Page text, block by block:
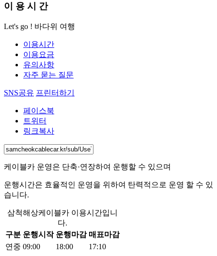
이 용 시 간
Let's go ! 바다위 여행
이용시간
이용요금
유의사항
자주 묻는 질문
SNS공유 프린터하기
페이스북
트위터
링크복사
케이블카 운영은 단축·연장하여 운행할 수 있으며
운행시간은 효율적인 운영을 위하여 탄력적으로 운영 할 수 있
습니다.
삼척해상케이블카 이용시간입니
다.
구분 운행시작 운행마감 매표마감
연중 09:00 18:00 17:10